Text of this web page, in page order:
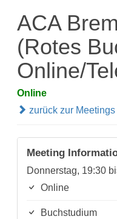
ACA
(Rotes
Online/
Online
zurück zur Meetings
Meeting
Donnerstag, 19:30
Online
Buchstudium